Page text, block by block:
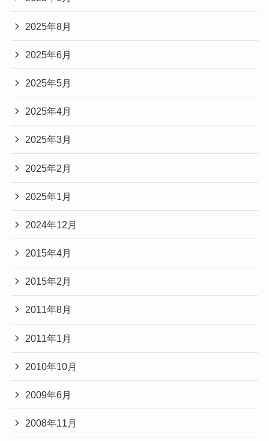
2025年8月
2025年6月
2025年5月
2025年4月
2025年3月
2025年2月
2025年1月
2024年12月
2015年4月
2015年2月
2011年8月
2011年1月
2010年10月
2009年6月
2008年11月